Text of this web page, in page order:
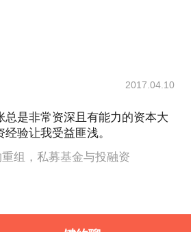
2017.04.10
总是非常资深且有能力的资本大
验让我受益匪浅。
组，私募基金与投融资